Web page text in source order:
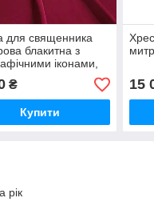
для священника
блакитна з
іконами,
58
₴
Купити
15
рік